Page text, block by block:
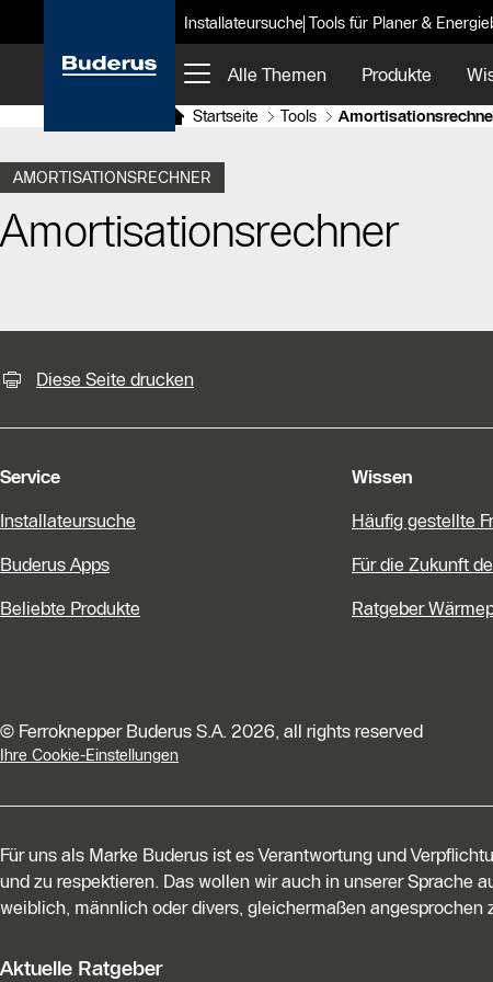
Installateursuche Tools für Planer &
Alle Themen Produkte
Startseite Tools
AMORTISATIONSRECHNER
Amortisationsrechner
Diese Seite drucken
Service
Installateursuche
Buderus Apps
Beliebte Produkte
Wissen
Häufig gestellte
Für die Zukunft
Ratgeber
© Ferroknepper Buderus S.A. 2026, all rights reserved
Ihre Cookie-Einstellungen
Für uns als Marke Buderus ist es Verantwortung und
und zu respektieren. Das wollen wir auch in unserer Sprache
weiblich, männlich oder divers, gleichermaßen angesprochen
Aktuelle Ratgeber